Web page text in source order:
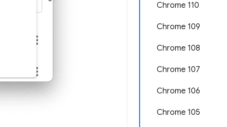
Chrome 110
Chrome 109
Chrome 108
Chrome 107
Chrome 106
Chrome 105